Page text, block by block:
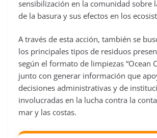
sensibilización en la comunidad sobre
de la basura y sus efectos en los
A través de esta acción, también se
los principales tipos de residuos
según el formato de limpiezas “Ocean
junto con generar información que
decisiones administrativas y de
involucradas en la lucha contra la
mar y las costas.